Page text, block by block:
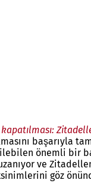
kapatılması:
başarıyla
önemli bir
ve
göz